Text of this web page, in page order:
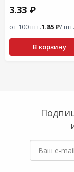
3.33 ₽
от 100 шт.1.85 ₽/ шт.
В корзину